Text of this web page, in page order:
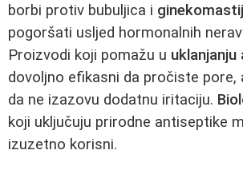
borbi protiv bubuljica i
pogoršati usljed hormonalnih
Proizvodi koji pomažu u uklanjanju
dovoljno efikasni da pročiste pore,
da ne izazovu dodatnu iritaciju.
koji uključuju prirodne antiseptike
izuzetno korisni.